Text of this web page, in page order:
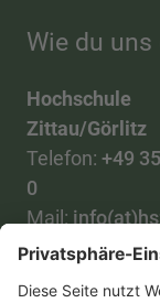
Wie du
Hochschule
Zittau/Görlitz
Telefon: +49
0
Mail: